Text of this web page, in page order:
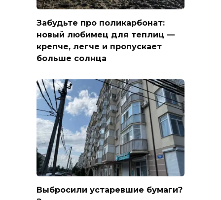
Забудьте про поликарбонат:
новый любимец для теплиц —
крепче, легче и пропускает
больше солнца
Выбросили устаревшие бумаги?